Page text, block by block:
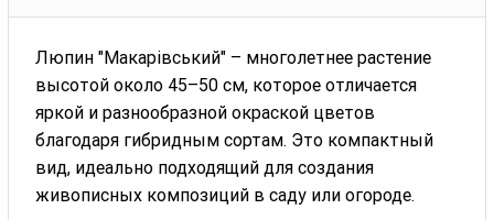
Люпин "Макарівський" – многолетнее растение
высотой около 45–50 см, которое отличается
яркой и разнообразной окраской цветов
благодаря гибридным сортам. Это компактный
вид, идеально подходящий для создания
живописных композиций в саду или огороде.